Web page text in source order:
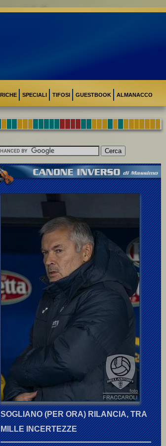
SPECIALI TIFOSI GUESTBOOK ALMANACCO
SOGLIANO (PER ORA) RILANCIA, TRA
MILLE INCERTEZZE